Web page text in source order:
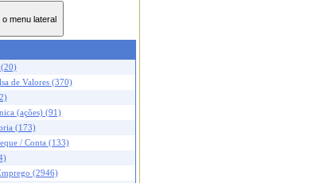
(20)
de Valores (370)
(ações) (91)
(173)
/ Conta (133)
(2946)